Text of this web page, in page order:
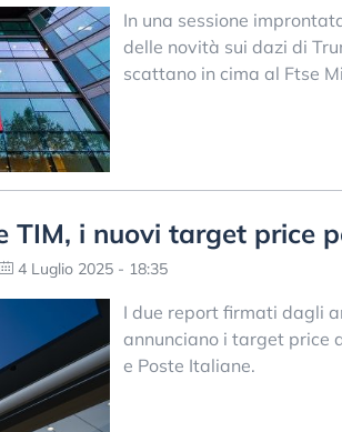
In una sessione
delle novità sui dazi di
scattano in cima al Ftse
TIM, i nuovi target price
4 Luglio 2025 - 18:35
I due report firmati dagli
annunciano i target price
e Poste Italiane.